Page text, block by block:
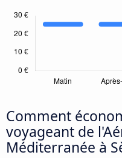
Comment
voyageant de
Méditerranée à